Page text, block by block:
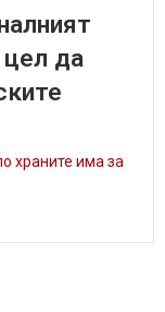
цел да
храните има за